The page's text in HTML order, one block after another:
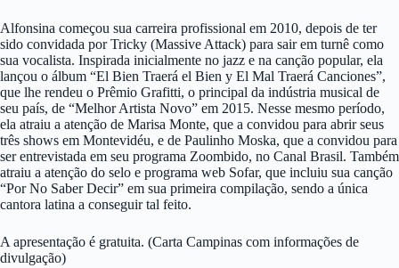
Alfonsina começou sua carreira profissional em 2010, depois de ter
sido convidada por Tricky (Massive Attack) para sair em turnê como
sua vocalista. Inspirada inicialmente no jazz e na canção popular, ela
lançou o álbum “El Bien Traerá el Bien y El Mal Traerá Canciones”,
que lhe rendeu o Prêmio Grafitti, o principal da indústria musical de
seu país, de “Melhor Artista Novo” em 2015. Nesse mesmo período,
ela atraiu a atenção de Marisa Monte, que a convidou para abrir seus
três shows em Montevidéu, e de Paulinho Moska, que a convidou para
ser entrevistada em seu programa Zoombido, no Canal Brasil. Também
atraiu a atenção do selo e programa web Sofar, que incluiu sua canção
“Por No Saber Decir” em sua primeira compilação, sendo a única
cantora latina a conseguir tal feito.
A apresentação é gratuita. (Carta Campinas com informações de
divulgação)